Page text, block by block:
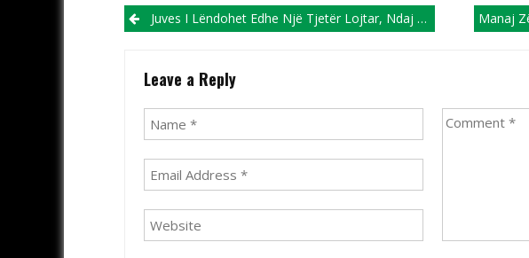
Post navigation
Juves I Lëndohet Edhe Një Tjetër Lojtar, Ndaj Romës Thuajse Me Gjysmë Ekipi! Manaj
Leave a Reply